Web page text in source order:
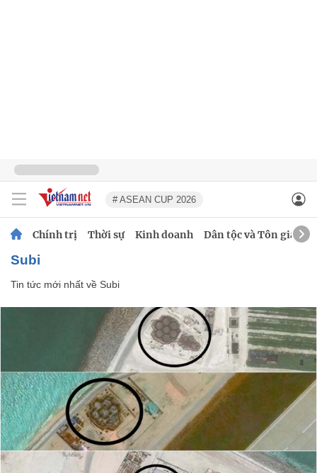
# ASEAN CUP 2026
Chính trị Thời sự Kinh doanh Dân tộc và Tôn giáo
Subi
Tin tức mới nhất về Subi